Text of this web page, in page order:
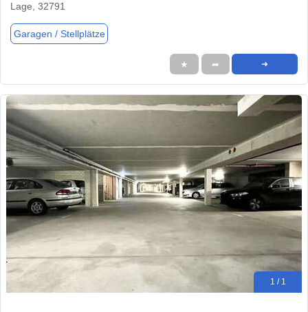
Lage, 32791
Garagen / Stellplätze
★ ➦ ➜
1 / 1